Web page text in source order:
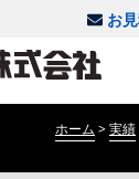
お
ホーム >実績